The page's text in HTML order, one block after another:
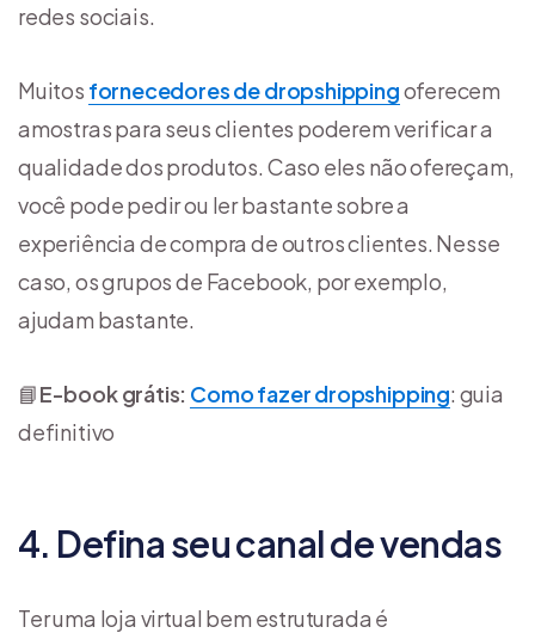
redes sociais.
Muitos fornecedores de dropshippingoferecem
amostras para seus clientes poderem verificar a
qualidade dos produtos. Caso eles não ofereçam,
você pode pedir ou ler bastante sobre a
experiência de compra de outros clientes. Nesse
caso, os grupos de Facebook, por exemplo,
ajudam bastante.
📘E-book grátis: Como fazer dropshipping: guia
definitivo
4. Defina seu canal de vendas
Ter uma loja virtual bem estruturada é